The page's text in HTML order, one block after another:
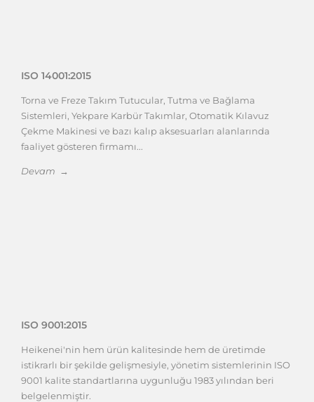
ISO 14001:2015
Torna ve Freze Takım Tutucular, Tutma ve Bağlama
Sistemleri, Yekpare Karbür Takımlar, Otomatik Kılavuz
Çekme Makinesi ve bazı kalıp aksesuarları alanlarında
faaliyet gösteren firmamı...
Devam →
ISO 9001:2015
Heikenei'nin hem ürün kalitesinde hem de üretimde
istikrarlı bir şekilde gelişmesiyle, yönetim sistemlerinin ISO
9001 kalite standartlarına uygunluğu 1983 yılından beri
belgelenmiştir.